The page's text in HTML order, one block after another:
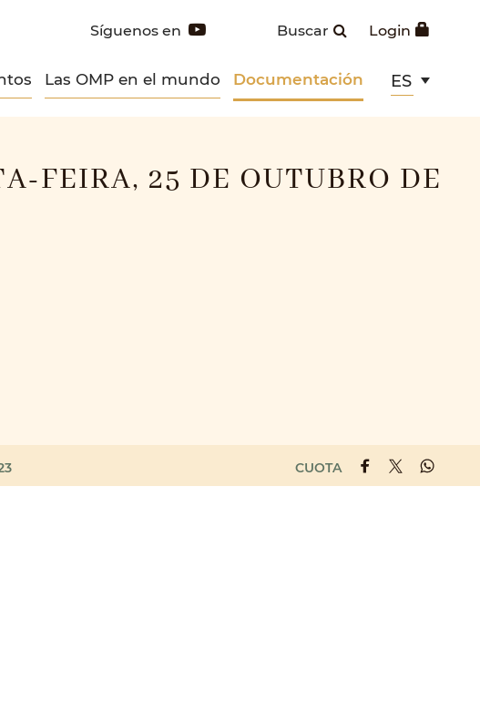
Login
Buscar
Síguenos en
Las OMP en el mundo Documentación ES
FEIRA, 25 DE OUTUBRO DE
CUOTA